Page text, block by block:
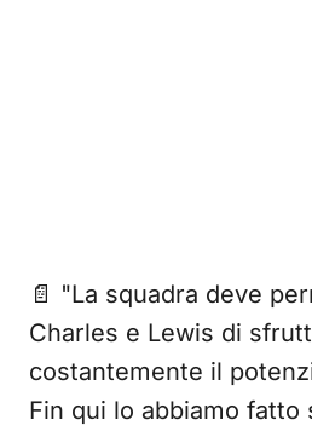
📄 "La squadra deve
Charles e Lewis di
costantemente il
Fin qui lo abbiamo fatto